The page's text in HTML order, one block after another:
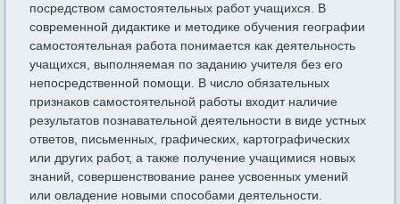
посредством самостоятельных работ учащихся. В
современной дидактике и методике обучения географии
самостоятельная работа понимается как деятельность
учащихся, выполняемая по заданию учителя без его
непосредственной помощи. В число обязательных
признаков самостоятельной работы входит наличие
результатов познавательной деятельности в виде устных
ответов, письменных, графических, картографических
или других работ, а также получение учащимися новых
знаний, совершенствование ранее усвоенных умений
или овладение новыми способами деятельности.